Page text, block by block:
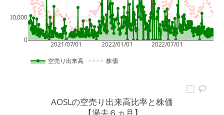
2021/07/01 2022/01/01 2022/07/01
0
100,000
空売り出来高 株価
AOSLの空売り出来高比率と株価